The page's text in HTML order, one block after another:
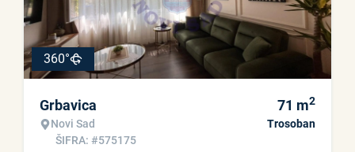
360°
Grbavica
Novi Sad
ŠIFRA: #575175
71 m2
Trosoban